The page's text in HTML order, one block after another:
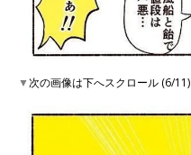
▼次の画像は下へスクロール (6/11)